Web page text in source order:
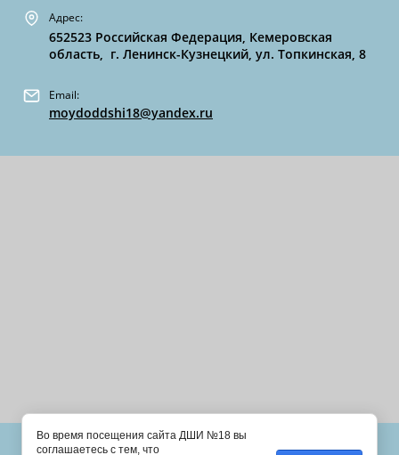
Адрес:
652523 Российская Федерация, Кемеровская
область, г. Ленинск-Кузнецкий, ул. Топкинская, 8
Email:
moydoddshi18@yandex.ru
Во время посещения сайта ДШИ №18 вы
соглашаетесь с тем, что